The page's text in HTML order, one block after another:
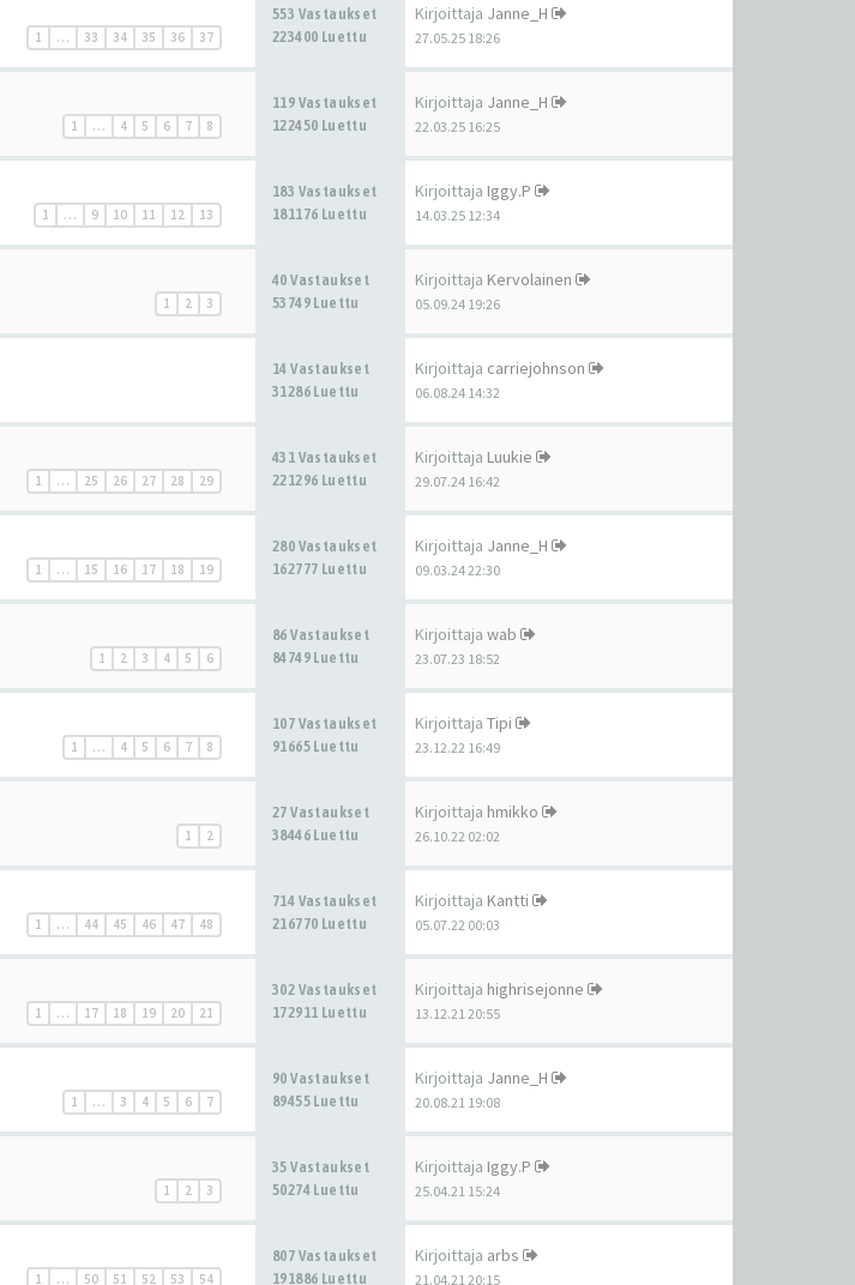
1 … 33 34 35 36 37
553 Vastaukset
223400 Luettu
Kirjoittaja Janne_H
27.05.25 18:26
1 … 4 5 6 7 8
119 Vastaukset
122450 Luettu
Kirjoittaja Janne_H
22.03.25 16:25
1 … 9 10 11 12 13
183 Vastaukset
181176 Luettu
Kirjoittaja Iggy.P
14.03.25 12:34
1 2 3
40 Vastaukset
53749 Luettu
Kirjoittaja Kervolainen
05.09.24 19:26
14 Vastaukset
31286 Luettu
Kirjoittaja carriejohnson
06.08.24 14:32
1 … 25 26 27 28 29
431 Vastaukset
221296 Luettu
Kirjoittaja Luukie
29.07.24 16:42
1 … 15 16 17 18 19
280 Vastaukset
162777 Luettu
Kirjoittaja Janne_H
09.03.24 22:30
1 2 3 4 5 6
86 Vastaukset
84749 Luettu
Kirjoittaja wab
23.07.23 18:52
1 … 4 5 6 7 8
107 Vastaukset
91665 Luettu
Kirjoittaja Tipi
23.12.22 16:49
1 2
27 Vastaukset
38446 Luettu
Kirjoittaja hmikko
26.10.22 02:02
1 … 44 45 46 47 48
714 Vastaukset
216770 Luettu
Kirjoittaja Kantti
05.07.22 00:03
1 … 17 18 19 20 21
302 Vastaukset
172911 Luettu
Kirjoittaja highrisejonne
13.12.21 20:55
1 … 3 4 5 6 7
90 Vastaukset
89455 Luettu
Kirjoittaja Janne_H
20.08.21 19:08
1 2 3
35 Vastaukset
50274 Luettu
Kirjoittaja Iggy.P
25.04.21 15:24
1 … 50 51 52 53 54
807 Vastaukset
191886 Luettu
Kirjoittaja arbs
21.04.21 20:15